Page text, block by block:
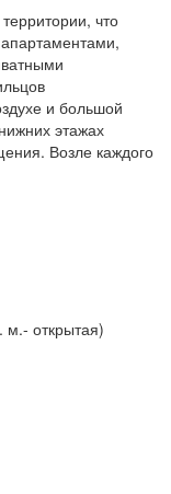
что
и большой
этажах
Возле каждого
м.- открытая)